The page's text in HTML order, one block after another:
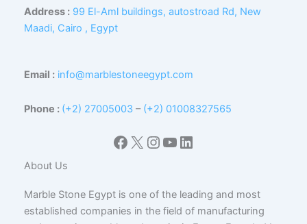
Address : 99 El-Aml buildings, autostroad Rd, New
Maadi, Cairo , Egypt
Email : info@marblestoneegypt.com
Phone : (+2) 27005003 – (+2) 01008327565
Facebook
X Instagram
YouTube
LinkedIn
About Us
Marble Stone Egypt is one of the leading and most
established companies in the field of manufacturing